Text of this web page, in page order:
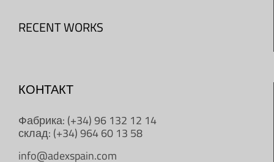
RECENT WORKS
КОНТАКТ
Фабрика: (+34) 96 132 12 14
склад: (+34) 964 60 13 58
info@adexspain.com